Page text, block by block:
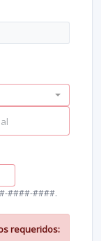
####-####.
requeridos: